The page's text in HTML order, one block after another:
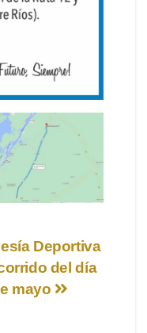
Deportiva
del día
mayo